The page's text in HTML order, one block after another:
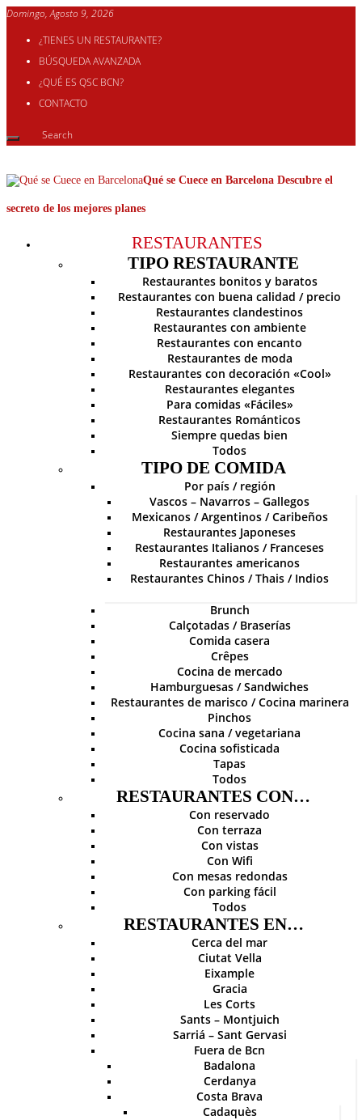
Domingo, Agosto 9, 2026
¿TIENES UN RESTAURANTE?
BÚSQUEDA AVANZADA
¿QUÉ ES QSC BCN?
CONTACTO
Qué se Cuece en Barcelona Descubre el
secreto de los mejores planes
RESTAURANTES
TIPO RESTAURANTE
Restaurantes bonitos y baratos
Restaurantes con buena calidad / precio
Restaurantes clandestinos
Restaurantes con ambiente
Restaurantes con encanto
Restaurantes de moda
Restaurantes con decoración «Cool»
Restaurantes elegantes
Para comidas «Fáciles»
Restaurantes Románticos
Siempre quedas bien
Todos
TIPO DE COMIDA
Por país / región
Vascos – Navarros – Gallegos
Mexicanos / Argentinos / Caribeños
Restaurantes Japoneses
Restaurantes Italianos / Franceses
Restaurantes americanos
Restaurantes Chinos / Thais / Indios
Brunch
Calçotadas / Braserías
Comida casera
Crêpes
Cocina de mercado
Hamburguesas / Sandwiches
Restaurantes de marisco / Cocina marinera
Pinchos
Cocina sana / vegetariana
Cocina sofisticada
Tapas
Todos
RESTAURANTES CON…
Con reservado
Con terraza
Con vistas
Con Wifi
Con mesas redondas
Con parking fácil
Todos
RESTAURANTES EN…
Cerca del mar
Ciutat Vella
Eixample
Gracia
Les Corts
Sants – Montjuich
Sarriá – Sant Gervasi
Fuera de Bcn
Badalona
Cerdanya
Costa Brava
Cadaquès